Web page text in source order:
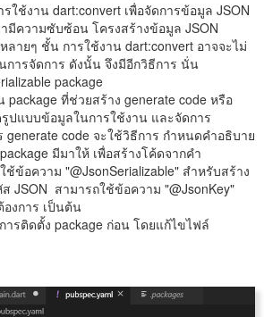
ใช้งาน dart:convert เพื่อจัดการข้อมูล JSON
มีความซับซ้อน โครงสร้างข้อมูล JSON
ายๆ ชั้น การใช้งาน dart:convert อาจจะไม่
การจัดการ ดังนั้น จึงมีอีกวิธีการ นั่น
package
package ที่ช่วยสร้าง generate code หรือ
ปแบบข้อมูลในการใช้งาน และจัดการ
generate code จะใช้วิธีการ กำหนดคำอธิบาย
มีมาให้ เพื่อสร้างโค้ดจากคำ
ข้อความ "@JsonSerializable" สำหรับสร้าง
JSON สามารถใช้ข้อความ "@JsonKey"
งการ เป็นต้น
รติดตั้ง package ก่อน โดยแก้ไขไฟล์